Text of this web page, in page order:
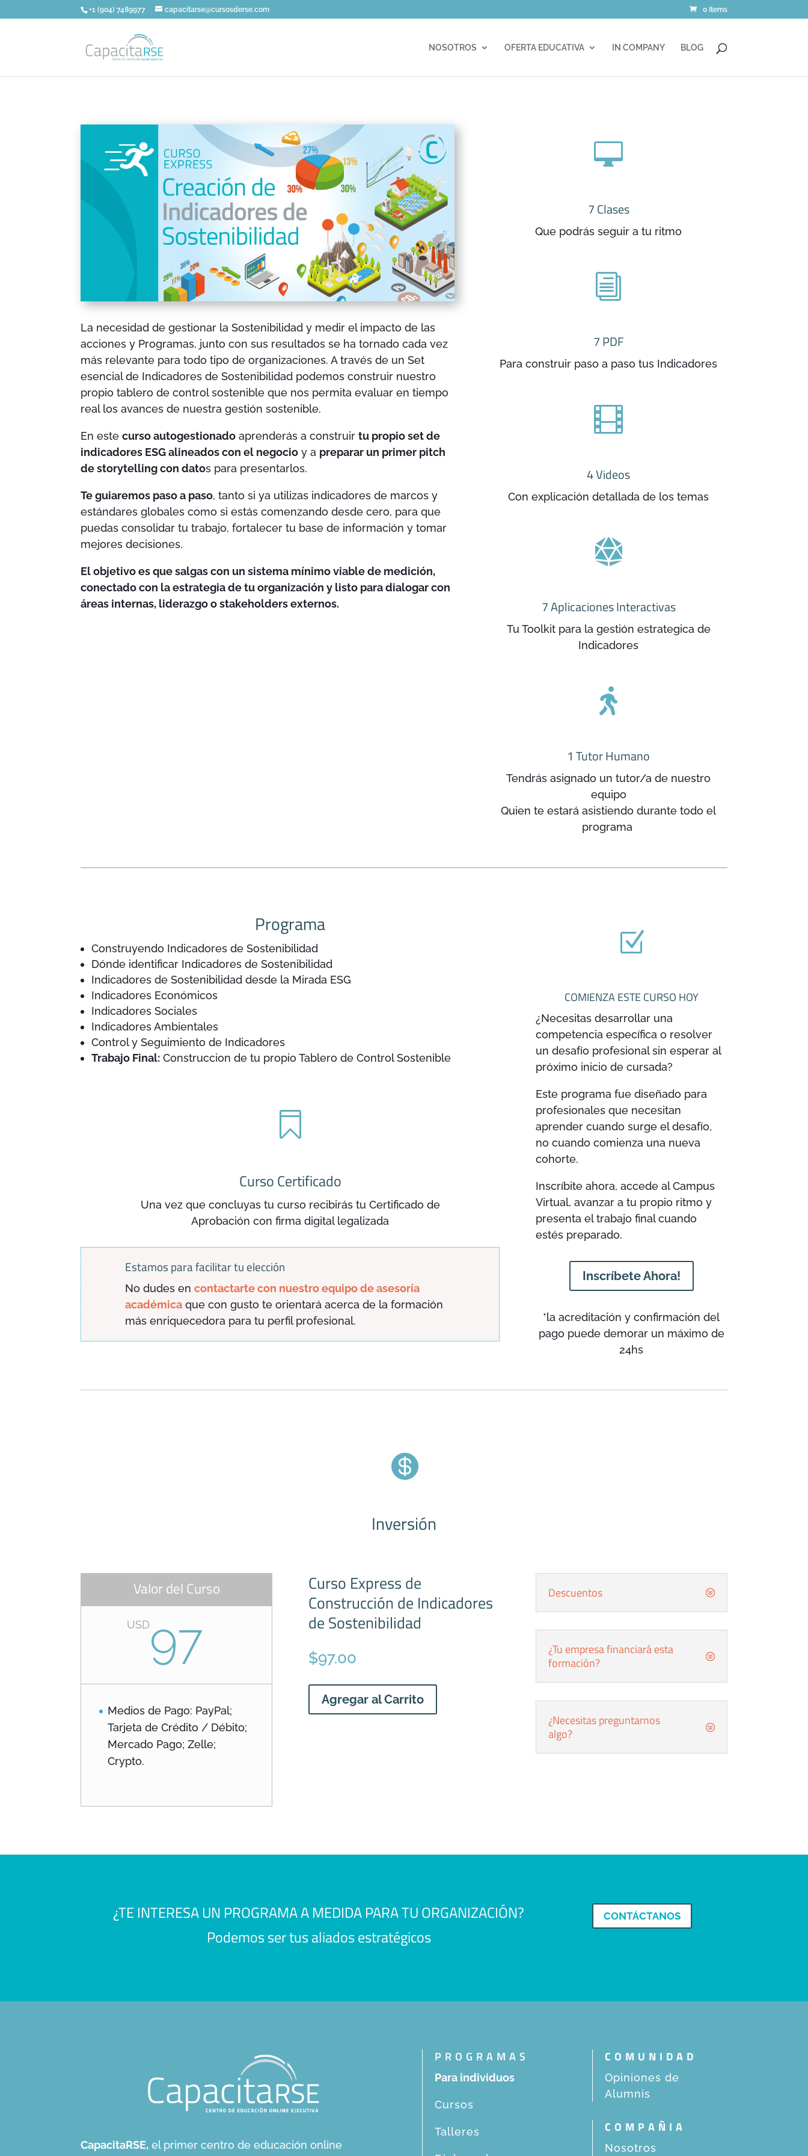
+1 (904) 7489977 capacitarse@cursosderse.com 0 Items
NOSOTROS OFERTA EDUCATIVA IN COMPANY BLOG
La necesidad de gestionar la Sostenibilidad y medir el impacto de las
acciones y Programas, junto con sus resultados se ha tornado cada vez
más relevante para todo tipo de organizaciones. A través de un Set
esencial de Indicadores de Sostenibilidad podemos construir nuestro
propio tablero de control sostenible que nos permita evaluar en tiempo
real los avances de nuestra gestión sostenible.
En estecurso autogestionado aprenderás a construirtu propio set de
indicadores ESG alineados con el negocio y a preparar un primer pitch
de storytelling con datos para presentarlos.
Te guiaremos paso a paso, tanto si ya utilizas indicadores de marcos y
estándares globales como si estás comenzando desde cero, para que
puedas consolidar tu trabajo, fortalecer tu base de información y tomar
mejores decisiones.
El objetivo es que salgas con un sistema mínimo viable de medición,
conectado con la estrategia de tu organización y listo para dialogar con
áreas internas, liderazgo o stakeholders externos.

7 Clases
Que podrás seguir a tu ritmo
i
7 PDF
Para construir paso a paso tus Indicadores

4 Videos
Con explicación detallada de los temas

7 Aplicaciones Interactivas
Tu Toolkit para la gestión estrategica de
Indicadores

1 Tutor Humano
Tendrás asignado un tutor/a de nuestro
equipo
Quien te estará asistiendo durante todo el
programa
Programa
Construyendo Indicadores de Sostenibilidad
Dónde identificar Indicadores de Sostenibilidad
Indicadores de Sostenibilidad desde la Mirada ESG
Indicadores Económicos
Indicadores Sociales
Indicadores Ambientales
Control y Seguimiento de Indicadores
Trabajo Final: Construccion de tu propio Tablero de Control Sostenible

Curso Certificado
Una vez que concluyas tu curso recibirás tu Certificado de
Aprobación con firma digital legalizada
Estamos para facilitar tu elección
No dudes en contactarte con nuestro equipo de asesoría
académicaque con gusto te orientará acerca de la formación
más enriquecedora para tu perfil profesional.
Z
COMIENZA ESTE CURSO HOY
¿Necesitas desarrollar una
competencia específica o resolver
un desafío profesional sin esperar al
próximo inicio de cursada?
Este programa fue diseñado para
profesionales que necesitan
aprender cuando surge el desafío,
no cuando comienza una nueva
cohorte.
Inscríbite ahora, accede al Campus
Virtual, avanzar a tu propio ritmo y
presenta el trabajo final cuando
estés preparado.
Inscríbete Ahora!
*la acreditación y confirmación del
pago puede demorar un máximo de
24hs

Inversión
Valor del Curso
USD97
Medios de Pago: PayPal;
Tarjeta de Crédito / Débito;
Mercado Pago; Zelle;
Crypto.
Curso Express de
Construcción de Indicadores
de Sostenibilidad
$97.00
Agregar al Carrito
Descuentos
¿Tu empresa financiará esta
formación?
¿Necesitas preguntarnos
algo?
¿TE INTERESA UN PROGRAMA A MEDIDA PARA TU ORGANIZACIÓN?
Podemos ser tus aliados estratégicos
CONTÁCTANOS
CapacitaRSE, el primer centro de educación online
PROGRAMAS
Para individuos
Cursos
Talleres
COMUNIDAD
Opiniones de
Alumnis
COMPAÑIA
Nosotros